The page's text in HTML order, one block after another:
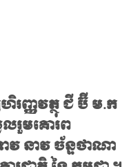
ហិរញ្ញវត្ថុ ជី ប៊ី ម.ក
លរួមគោរព
នាវ ច័ន្ទថាណា